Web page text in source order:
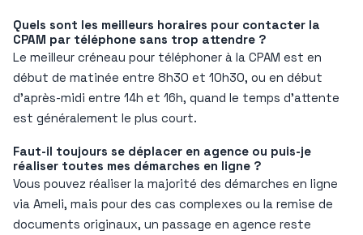
Quels sont les meilleurs horaires pour contacter la
CPAM par téléphone sans trop attendre ?
Le meilleur créneau pour téléphoner à la CPAM est en
début de matinée entre 8h30 et 10h30, ou en début
d’après-midi entre 14h et 16h, quand le temps d’attente
est généralement le plus court.
Faut-il toujours se déplacer en agence ou puis-je
réaliser toutes mes démarches en ligne ?
Vous pouvez réaliser la majorité des démarches en ligne
via Ameli, mais pour des cas complexes ou la remise de
documents originaux, un passage en agence reste